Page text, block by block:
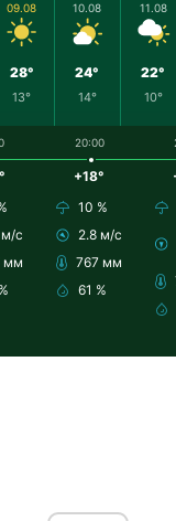
09.08
28°
13°
10.08
24°
14°
11.08
22°
10°
м/с
мм
20:00
+18°
10 %
2.8 м/с
767 мм
61 %